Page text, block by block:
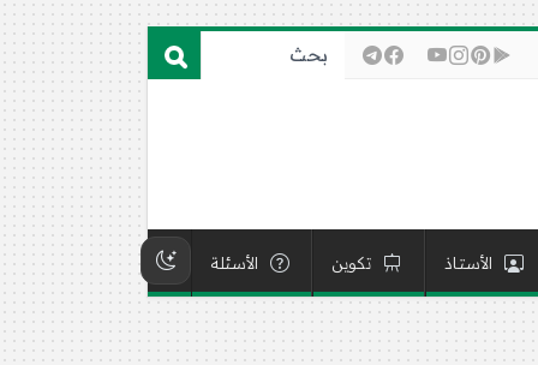
الأستاذ تكوين الأسئلة